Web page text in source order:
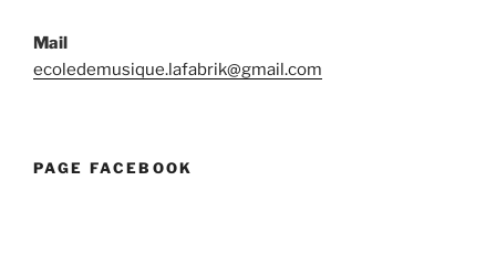
Mail
ecoledemusique.lafabrik@gmail.com
PAGE FACEBOOK